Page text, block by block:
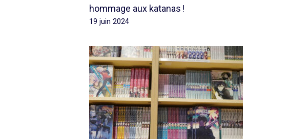
hommage aux katanas !
19 juin 2024